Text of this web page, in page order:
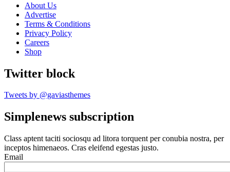
About Us
Advertise
Terms & Conditions
Privacy Policy
Careers
Shop
Twitter block
Tweets by @gaviasthemes
Simplenews subscription
Class aptent taciti sociosqu ad litora torquent per conubia nostra, per
inceptos himenaeos. Cras eleifend egestas justo.
Email